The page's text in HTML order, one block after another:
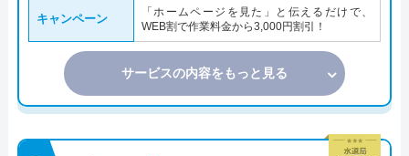
キャンペーン
「ホームページを見た」と伝えるだけで、
WEB割で作業料金から3,000円割引！
サービスの内容をもっと見る